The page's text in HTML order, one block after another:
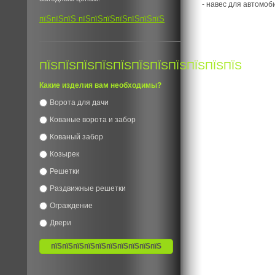
пїЅпїЅпїЅ пїЅпїЅпїЅпїЅпїЅпїЅпїЅ
ПЇЅПЇЅПЇЅПЇЅПЇЅПЇЅПЇЅПЇЅПЇЅПЇЅПЇЅ
Какие изделия вам необходимы?
Ворота для дачи
Кованые ворота и забор
Кованый забор
Козырек
Решетки
Раздвижные решетки
Ограждение
Двери
- навес для